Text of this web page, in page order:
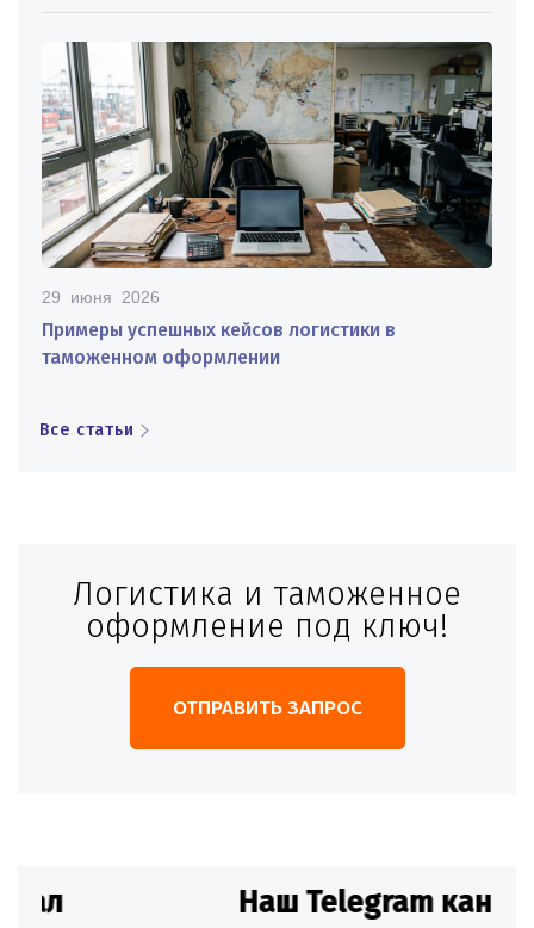
29 июня 2026
Примеры успешных кейсов логистики в
таможенном оформлении
Все статьи
Логистика и таможенное
оформление под ключ!
ОТПРАВИТЬ ЗАПРОС
Наш Telegram канал